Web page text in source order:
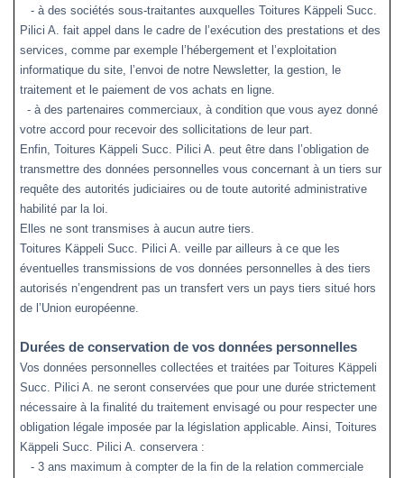
- à des sociétés sous-traitantes auxquelles Toitures Käppeli Succ.
Pilici A. fait appel dans le cadre de l’exécution des prestations et des
services, comme par exemple l’hébergement et l’exploitation
informatique du site, l’envoi de notre Newsletter, la gestion, le
traitement et le paiement de vos achats en ligne.
- à des partenaires commerciaux, à condition que vous ayez donné
votre accord pour recevoir des sollicitations de leur part.
Enfin, Toitures Käppeli Succ. Pilici A. peut être dans l’obligation de
transmettre des données personnelles vous concernant à un tiers sur
requête des autorités judiciaires ou de toute autorité administrative
habilité par la loi.
Elles ne sont transmises à aucun autre tiers.
Toitures Käppeli Succ. Pilici A. veille par ailleurs à ce que les
éventuelles transmissions de vos données personnelles à des tiers
autorisés n’engendrent pas un transfert vers un pays tiers situé hors
de l’Union européenne.
Durées de conservation de vos données personnelles
Vos données personnelles collectées et traitées par Toitures Käppeli
Succ. Pilici A. ne seront conservées que pour une durée strictement
nécessaire à la finalité du traitement envisagé ou pour respecter une
obligation légale imposée par la législation applicable. Ainsi, Toitures
Käppeli Succ. Pilici A. conservera :
- 3 ans maximum à compter de la fin de la relation commerciale